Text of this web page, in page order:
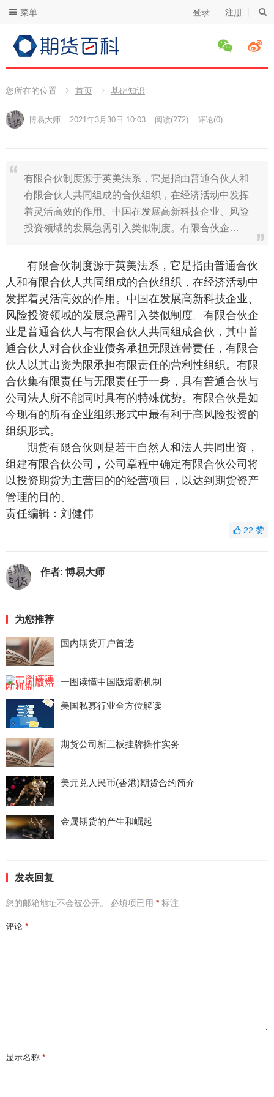
登录 注册
菜单
您所在的位置 首页 基础知识
博易大师 2021年3月30日 10:03 阅读(272) 评论(0)
有限合伙制度源于英美法系，它是指由普通合伙人和
有限合伙人共同组成的合伙组织，在经济活动中发挥
着灵活高效的作用。中国在发展高新科技企业、风险
投资领域的发展急需引入类似制度。有限合伙企…
有限合伙制度源于英美法系，它是指由普通合伙
人和有限合伙人共同组成的合伙组织，在经济活动中
发挥着灵活高效的作用。中国在发展高新科技企业、
风险投资领域的发展急需引入类似制度。有限合伙企
业是普通合伙人与有限合伙人共同组成合伙，其中普
通合伙人对合伙企业债务承担无限连带责任，有限合
伙人以其出资为限承担有限责任的营利性组织。有限
合伙集有限责任与无限责任于一身，具有普通合伙与
公司法人所不能同时具有的特殊优势。有限合伙是如
今现有的所有企业组织形式中最有利于高风险投资的
组织形式。
期货有限合伙则是若干自然人和法人共同出资，
组建有限合伙公司，公司章程中确定有限合伙公司将
以投资期货为主营目的的经营项目，以达到期货资产
管理的目的。
责任编辑：刘健伟
22赞
作者: 博易大师
为您推荐
国内期货开户首选
一图读懂中国版熔断机制
美国私募行业全方位解读
期货公司新三板挂牌操作实务
美元兑人民币(香港)期货合约简介
金属期货的产生和崛起
发表回复
您的邮箱地址不会被公开。 必填项已用 *标注
评论 *
显示名称 *